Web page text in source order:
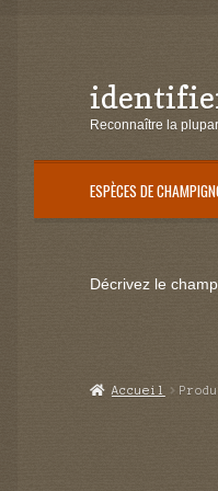
Aller
à
navigation
Aller
au
Reconnaître la
ESPÈCES DE
Décrivez le
Accueil